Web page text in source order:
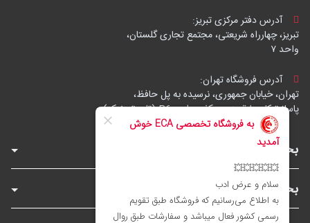
آدرس دفتر مرکزی تبریز:
تبریز، چهارراه شریعتی، مجتمع تجاری گلستان،
واحد ۷
آدرس فروشگاه تهران:
تهران، خیابان جمهوری، نرسیده به پل حافظ،
پاساژ توکل، طبقه زیرهمکف، واحد B6 (تاپ ترونیک)
بخش‌های فروشگاه
بخش‌های سایت